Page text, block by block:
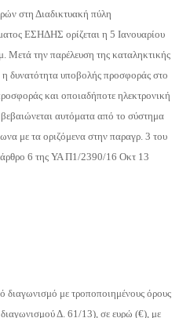
στη Διαδικτυακή πύλη
ΕΣΗΔΗΣ ορίζεται η 5 Ιανουαρίου
την παρέλευση της καταληκτικής
η δυνατότητα υποβολής προσφοράς στο
και οποιαδήποτε ηλεκτρονική
αυτόματα από το σύστημα
με τα οριζόμενα στην παραγρ. 3 του
6 της ΥΑ Π1/2390/16 Οκτ 13
διαγωνισμό με τροποποιημένους όρους
Δ. 61/13), σε ευρώ (€), με